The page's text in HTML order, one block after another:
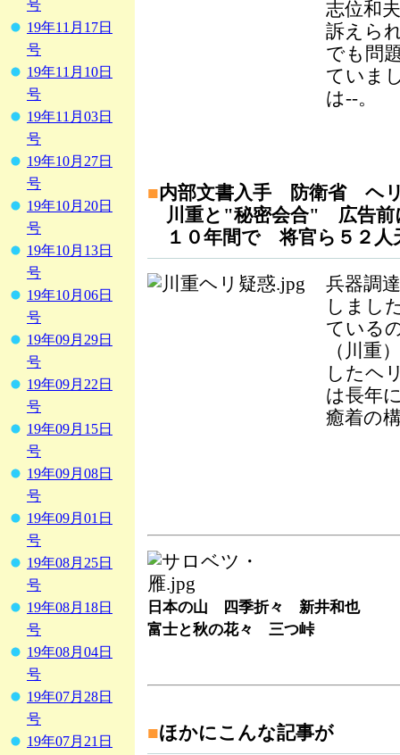
号
19年11月17日
号
19年11月10日
号
19年11月03日
号
19年10月27日
号
19年10月20日
号
19年10月13日
号
19年10月06日
号
19年09月29日
号
19年09月22日
号
19年09月15日
号
19年09月08日
号
19年09月01日
号
19年08月25日
号
19年08月18日
号
19年08月04日
号
19年07月28日
号
19年07月21日
志位和
訴えら
でも問
ていま
は--。
■内部文書入手 防衛省 ヘ
川重と"秘密会合" 広告前
１０年間で 将官ら５２人
兵器調
しまし
ている
（川重
したヘ
は長年
癒着の
日本の山 四季折々 新井和也
富士と秋の花々 三つ峠
■ほかにこんな記事が